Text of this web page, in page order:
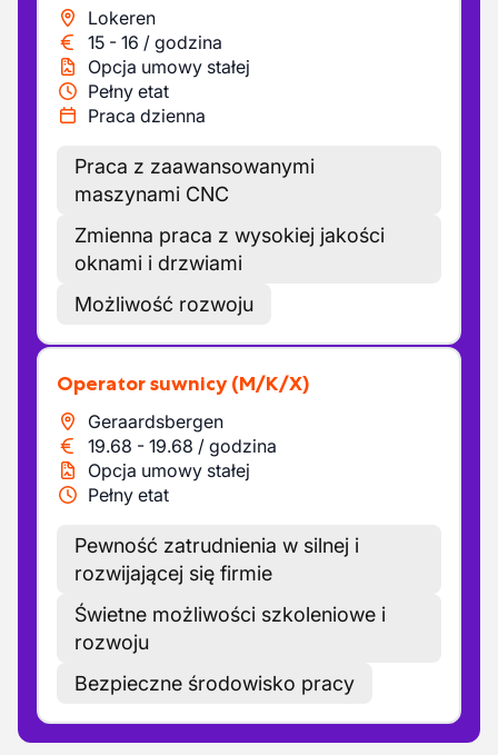
Lokeren
15 - 16 / godzina
Opcja umowy stałej
Pełny etat
Praca dzienna
Praca z zaawansowanymi
maszynami CNC
Zmienna praca z wysokiej jakości
oknami i drzwiami
Możliwość rozwoju
Operator suwnicy (M/K/X)
Geraardsbergen
19.68 - 19.68 / godzina
Opcja umowy stałej
Pełny etat
Pewność zatrudnienia w silnej i
rozwijającej się firmie
Świetne możliwości szkoleniowe i
rozwoju
Bezpieczne środowisko pracy